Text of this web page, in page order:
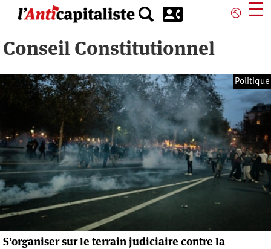
principal
⎋ ☰
Conseil Constitutionnel
Politique
S’organiser sur le terrain judiciaire contre la